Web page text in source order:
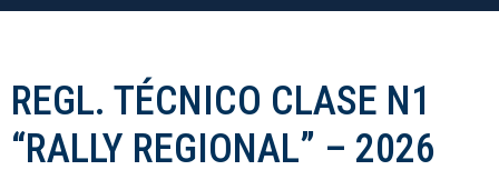
REGL. TÉCNICO CLASE N1
“RALLY REGIONAL” – 2026